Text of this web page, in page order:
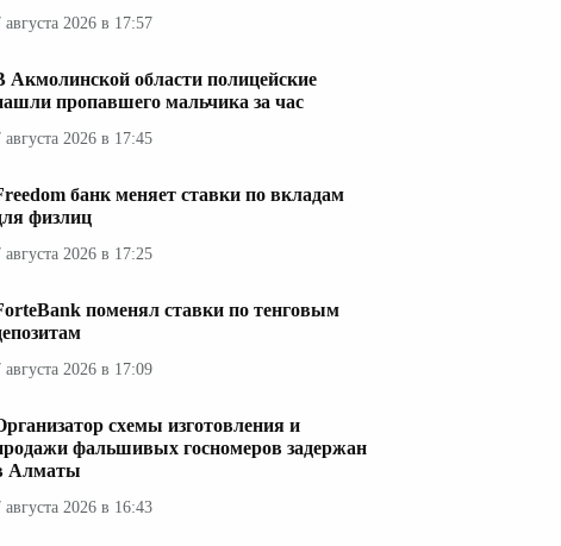
августа 2026 в 17:57
Акмолинской области полицейские
пропавшего мальчика за час
августа 2026 в 17:45
банк меняет ставки по вкладам
физлиц
августа 2026 в 17:25
поменял ставки по тенговым
августа 2026 в 17:09
схемы изготовления и
фальшивых госномеров задержан
Алматы
августа 2026 в 16:43